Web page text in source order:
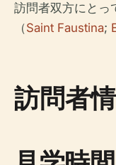
訪問者双方にとっ
（Saint Faustina;
訪問者